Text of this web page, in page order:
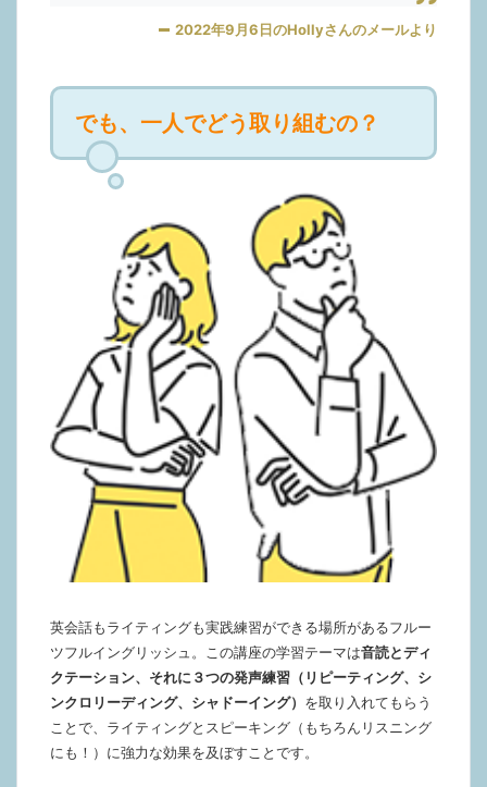
2022年9月6日のHollyさんのメールより
でも、一人でどう取り組むの？
英会話もライティングも実践練習ができる場所があるフルー
ツフルイングリッシュ。この講座の学習テーマは音読とディ
クテーション、それに３つの発声練習（リピーティング、シ
ンクロリーディング、シャドーイング） を取り入れてもらう
ことで、ライティングとスピーキング（もちろんリスニング
にも！）に強力な効果を及ぼすことです。